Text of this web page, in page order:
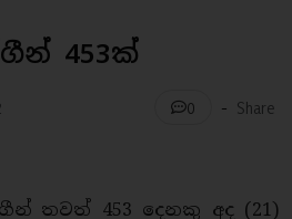
453ක්
0 - Share
තවත් 453 දෙනකු අද (21)